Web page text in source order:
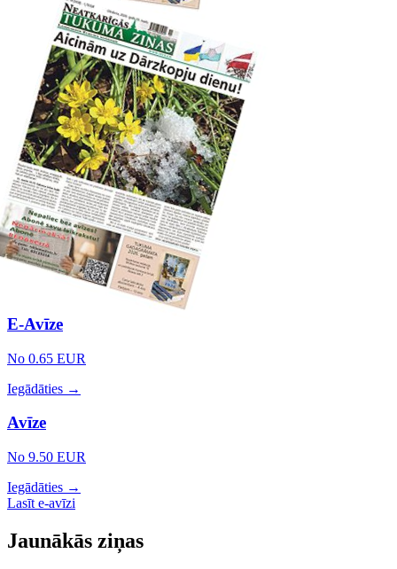
E-Avīze
No 0.65 EUR
Iegādāties →
Avīze
No 9.50 EUR
Iegādāties →
Lasīt e-avīzi
Jaunākās ziņas